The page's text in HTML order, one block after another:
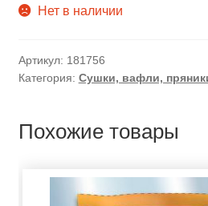
Нет в наличии
Артикул: 181756
Категория: Сушки, вафли,
Похожие товары